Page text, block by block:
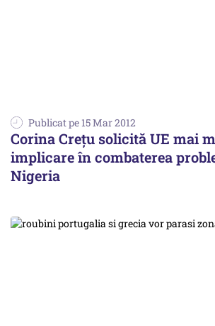
Publicat pe 15 Mar 2012
Corina Crețu solicită UE mai
implicare în combaterea
Nigeria